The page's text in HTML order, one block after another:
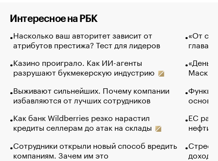
Интересное на РБК
Насколько ваш авторитет зависит от
атрибутов престижа? Тест для лидеров
Казино проиграло. Как ИИ-агенты
разрушают букмекерскую индустрию
Выживают сильнейших. Почему компании
избавляются от лучших сотрудников
Как банк Wildberries резко нарастил
кредиты селлерам до атак на склады
Сотрудники открыли новый способ вредить
компаниям. Зачем им это
«От
глава
Маск в
основ
ЕС
нефти